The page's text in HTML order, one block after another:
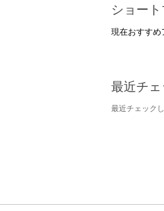
ショー
現在おすすめ
最近チ
最近チェック